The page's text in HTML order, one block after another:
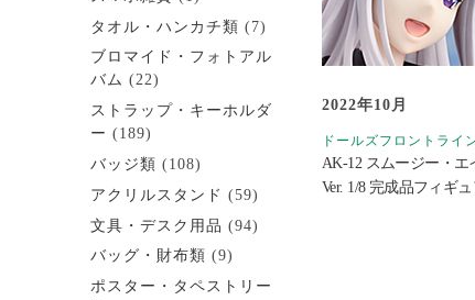
2022年10月
ドールズフロントライ
AK-12 スムージー・エ
Ver. 1/8 完成品フィギ
タオル・ハンカチ類 (7)
ブロマイド・フォトアル
バム (22)
ストラップ・キーホルダ
ー (189)
バッジ類 (108)
アクリルスタンド (59)
文具・デスク用品 (94)
バッグ・財布類 (9)
ポスター・タペストリー